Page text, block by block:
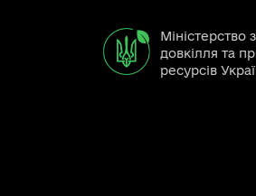
Міністерство
довкілля та
ресурсів